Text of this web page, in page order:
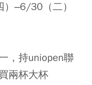
–6/30（二）
，持uniopen聯
兩杯大杯